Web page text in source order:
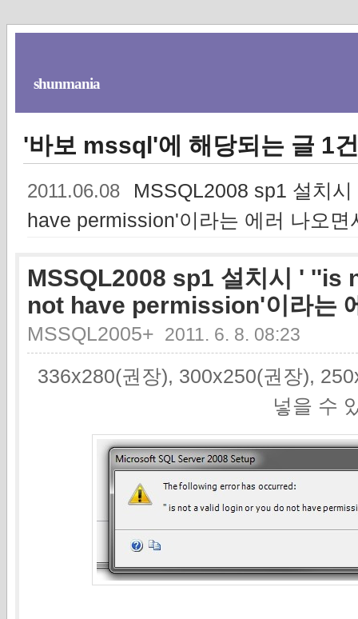
shunmania
'바보 mssql'에 해당되는 글 1건
2011.06.08
MSSQL2008 sp1 설치
have permission'이라는 에러 나오면
MSSQL2008 sp1 설치시 '
not have permission'이라는
MSSQL2005+ 2011. 6. 8. 08:23
336x280(권장), 300x250(권장),
넣을 수